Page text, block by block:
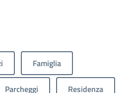
Famiglia
Parcheggi Residenza